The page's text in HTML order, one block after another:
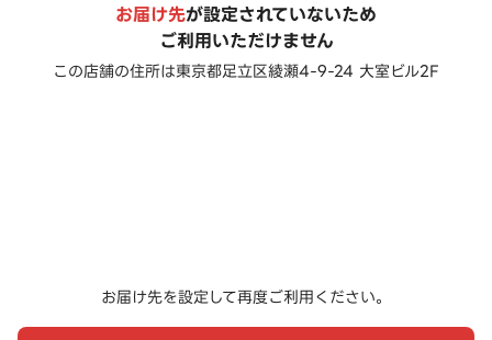
お届け先が設定されていないため
ご利用いただけません
この店舗の住所は東京都足立区綾瀬4-9-24 大室ビル2F
お届け先を設定して再度ご利用ください。